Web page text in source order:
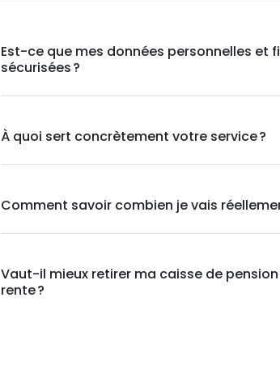
Est-ce que mes données personnelles et
sécurisées ?
À quoi sert concrètement votre service ?
Comment savoir combien je vais
Vaut-il mieux retirer ma caisse de
rente ?